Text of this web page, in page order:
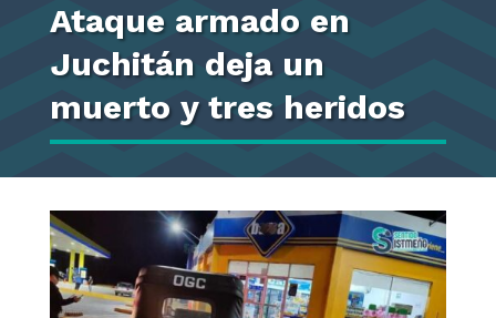
Ataque armado en
Juchitán deja un
muerto y tres heridos